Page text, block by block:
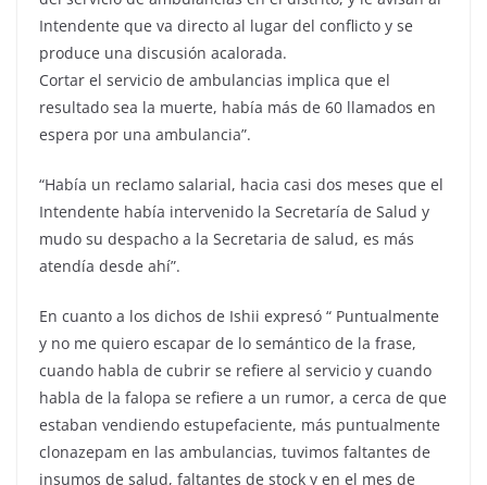
Intendente que va directo al lugar del conflicto y se
produce una discusión acalorada.
Cortar el servicio de ambulancias implica que el
resultado sea la muerte, había más de 60 llamados en
espera por una ambulancia”.
“Había un reclamo salarial, hacia casi dos meses que el
Intendente había intervenido la Secretaría de Salud y
mudo su despacho a la Secretaria de salud, es más
atendía desde ahí”.
En cuanto a los dichos de Ishii expresó “ Puntualmente
y no me quiero escapar de lo semántico de la frase,
cuando habla de cubrir se refiere al servicio y cuando
habla de la falopa se refiere a un rumor, a cerca de que
estaban vendiendo estupefaciente, más puntualmente
clonazepam en las ambulancias, tuvimos faltantes de
insumos de salud, faltantes de stock y en el mes de